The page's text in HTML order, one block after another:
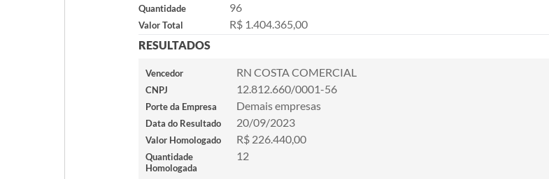
Quantidade 96
Valor Total
R$ 1.404.365,00
RESULTADOS
Vencedor RN COSTA COMERCIAL
CNPJ 12.812.660/0001-56
Porte da Empresa Demais empresas
Data do Resultado 20/09/2023
Valor Homologado R$ 226.440,00
Quantidade
Homologada
12